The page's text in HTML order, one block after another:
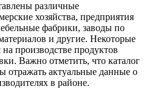
различные
хозяйства, предприятия
фабрики, заводы по
и другие. Некоторые
производстве продуктов
Важно отметить, что каталог
отражать актуальные данные о
в районе.